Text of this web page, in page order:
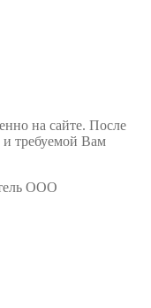
на сайте. После
и требуемой Вам
ООО